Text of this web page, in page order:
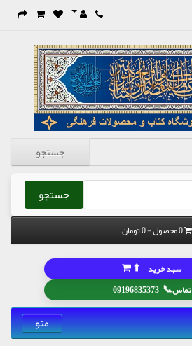
جستجو
جستجو
0 محصول - 0 تومان
تماس📞
09196835373
سبد خرید ⬆
منو